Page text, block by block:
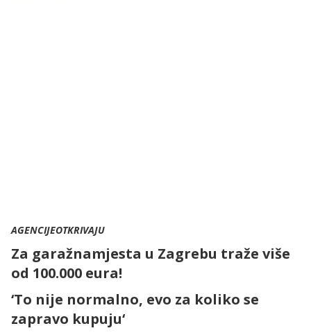
AGENCIJEOTKRIVAJU
Za garažnamjesta u Zagrebu traže više
od 100.000 eura!
‘To nije normalno, evo za koliko se
zapravo kupuju‘